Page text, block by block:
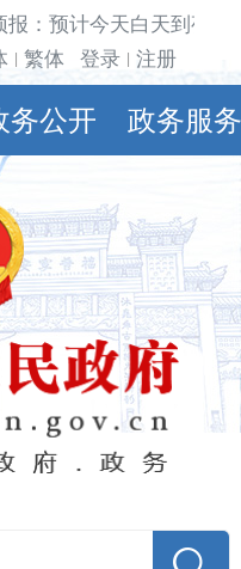
：预计今天白天到夜间
繁体 登录 注册
务公开 政务服务